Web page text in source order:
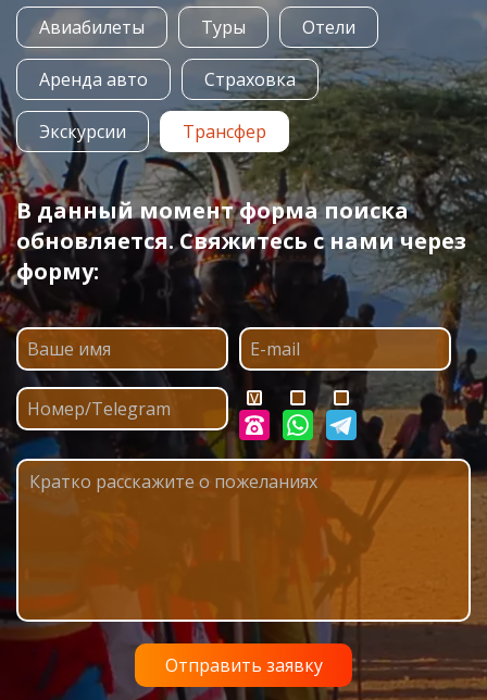
Авиабилеты Туры Отели
Аренда авто Страховка
Экскурсии Трансфер
В данный момент форма поиска
обновляется. Свяжитесь с нами через
форму: